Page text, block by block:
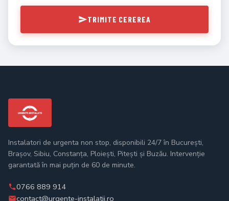
TRIMITE CEREREA
Instalatori de urgenta non stop, disponibili 24/7 în București,
Brașov, Sibiu, Constanța, Ploiești, Pitești și Buzău. Intervenție
garantată în mai puțin de 60 de minute.
0766 889 914
contact@urgente-instalatii.ro